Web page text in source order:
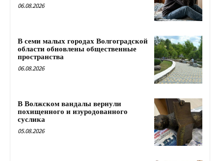
06.08.2026
В семи малых городах Волгоградской
области обновлены общественные
пространства
06.08.2026
В Волжском вандалы вернули
похищенного и изуродованного
суслика
05.08.2026